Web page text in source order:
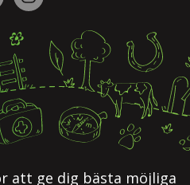
att ge dig bästa möjliga